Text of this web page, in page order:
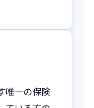
唯一の保険